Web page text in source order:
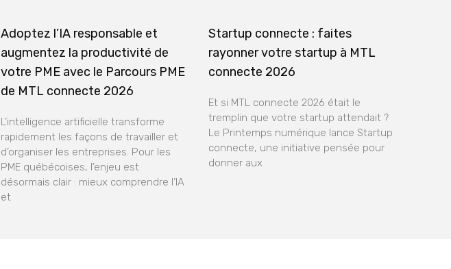
Adoptez l’IA responsable et
augmentez la productivité de
votre PME avec le Parcours PME
de MTL connecte 2026
L’intelligence artificielle transforme
rapidement les façons de travailler et
d’organiser les entreprises. Pour les
PME québécoises, l’enjeu est
désormais clair : mieux comprendre l’IA
et
Startup connecte : faites
rayonner votre startup à MTL
connecte 2026
Et si MTL connecte 2026 était le
tremplin que votre startup attendait ?
Le Printemps numérique lance Startup
connecte, une initiative pensée pour
donner aux